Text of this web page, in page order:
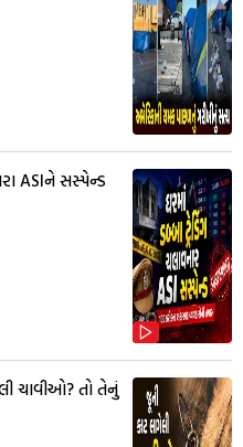
ASIને સસ્પેન્ડ
ચાવીઓ? તો તેનું